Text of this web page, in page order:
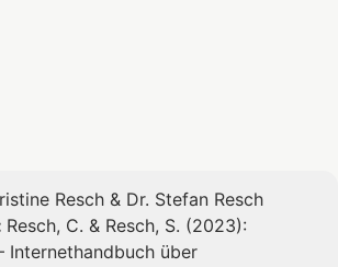
Resch & Dr. Stefan Resch
Resch, C. & Resch, S. (2023):
Internethandbuch über